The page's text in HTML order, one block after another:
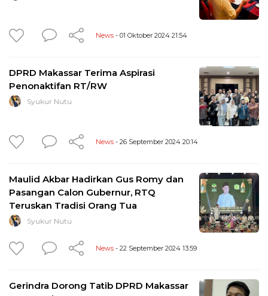
News - 01 Oktober 2024 21:54
DPRD Makassar Terima Aspirasi
Penonaktifan RT/RW
Syukur Nutu
News - 26 September 2024 20:14
Maulid Akbar Hadirkan Gus Romy dan
Pasangan Calon Gubernur, RTQ
Teruskan Tradisi Orang Tua
Syukur Nutu
News - 22 September 2024 13:59
Gerindra Dorong Tatib DPRD Makassar